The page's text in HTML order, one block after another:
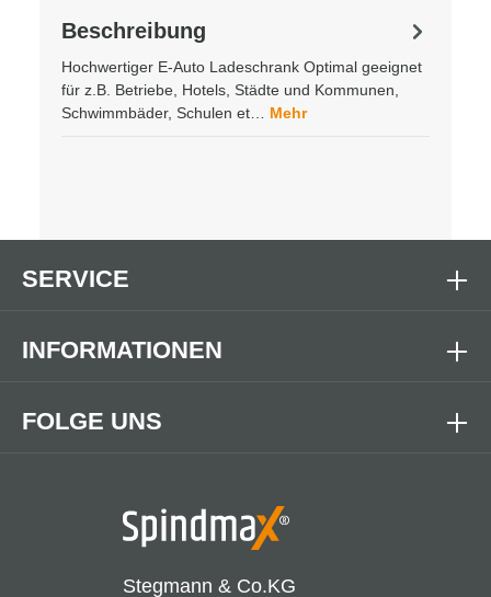
Beschreibung
Hochwertiger E-Auto Ladeschrank Optimal geeignet
für z.B. Betriebe, Hotels, Städte und Kommunen,
Schwimmbäder, Schulen et… Mehr
Stegmann & Co.KG
FOLGE UNS
SERVICE
INFORMATIONEN